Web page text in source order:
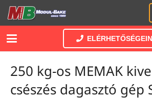
250 kg-os MEMAK
csészés dagasztó gép